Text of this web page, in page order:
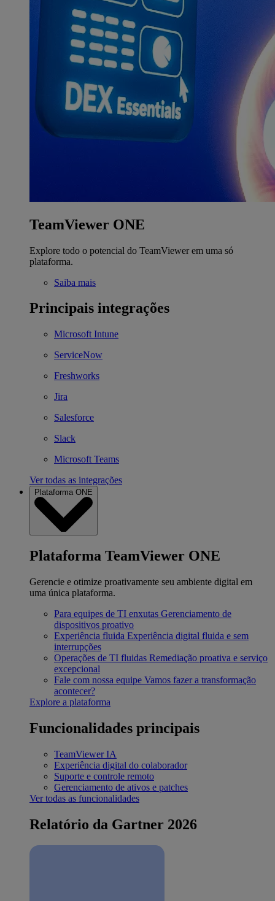
TeamViewer ONE
Explore todo o potencial do TeamViewer em uma só
plataforma.
Saiba mais
Principais integrações
Microsoft Intune
ServiceNow
Freshworks
Jira
Salesforce
Slack
Microsoft Teams
Ver todas as integrações
Plataforma ONE
Plataforma TeamViewer ONE
Gerencie e otimize proativamente seu ambiente digital em
uma única plataforma.
Para equipes de TI enxutas Gerenciamento de
dispositivos proativo
Experiência fluida Experiência digital fluida e sem
interrupções
Operações de TI fluidas Remediação proativa e serviço
excepcional
Fale com nossa equipe Vamos fazer a transformação
acontecer?
Explore a plataforma
Funcionalidades principais
TeamViewer IA
Experiência digital do colaborador
Suporte e controle remoto
Gerenciamento de ativos e patches
Ver todas as funcionalidades
Relatório da Gartner 2026